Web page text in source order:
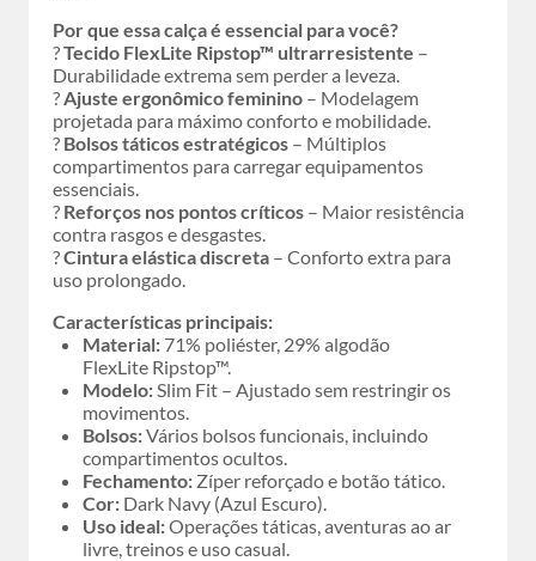
Por que essa calça é essencial para você?
?Tecido FlexLite Ripstop™ ultrarresistente –
Durabilidade extrema sem perder a leveza.
?Ajuste ergonômico feminino – Modelagem
projetada para máximo conforto e mobilidade.
? Bolsos táticos estratégicos – Múltiplos
compartimentos para carregar equipamentos
essenciais.
? Reforços nos pontos críticos – Maior resistência
contra rasgos e desgastes.
?Cintura elástica discreta – Conforto extra para
uso prolongado.
Características principais:
Material: 71% poliéster, 29% algodão
FlexLite Ripstop™.
Modelo:Slim Fit – Ajustado sem restringir os
movimentos.
Bolsos:Vários bolsos funcionais, incluindo
compartimentos ocultos.
Fechamento: Zíper reforçado e botão tático.
Cor: Dark Navy (Azul Escuro).
Uso ideal:Operações táticas, aventuras ao ar
livre, treinos e uso casual.